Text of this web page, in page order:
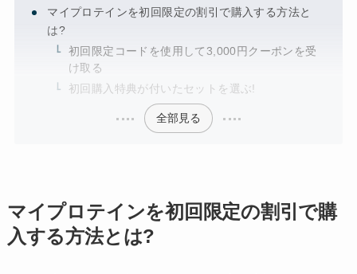
マイプロテインを初回限定の割引で購入する方法と
は?
初回限定コードを使用して3,000円クーポンを受
け取る
初回購入特典が付いたセットを選ぶ!
全部見る
マイプロテインを初回限定の割引で購
入する方法とは?